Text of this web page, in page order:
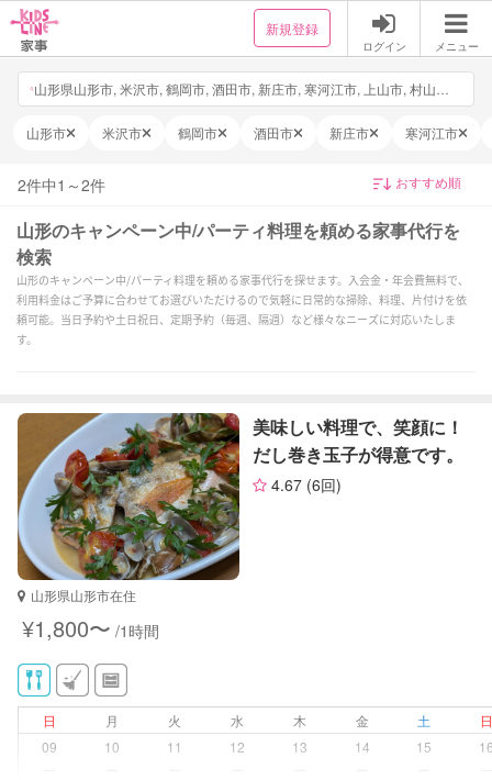
新規登録
ログイン メニュー
山形市 米沢市 鶴岡市 酒田市 新庄市 寒河江市
2件中1 ～2件
山形のキャンペーン中/パーティ料理を頼める家事代行を
検索
山形のキャンペーン中/パーティ料理を頼める家事代行を探せます。入会金・年会費無料で、
利用料金はご予算に合わせてお選びいただけるので気軽に日常的な掃除、料理、片付けを依
頼可能。当日予約や土日祝日、定期予約（毎週、隔週）など様々なニーズに対応いたしま
す。
美味しい料理で、笑顔に！
だし巻き玉子が得意です。
4.67 (6回)
山形県山形市在住
¥1,800〜 /1時間
日 月 火 水 木 金 土
09
10 11 12 13 14 15